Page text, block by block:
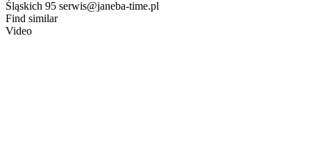
Śląskich 95 serwis@janeba-time.pl
Find similar
Video